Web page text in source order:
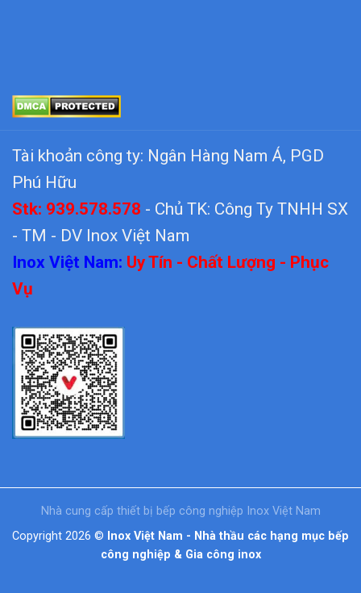
Tài khoản công ty: Ngân Hàng Nam Á, PGD
Phú Hữu
Stk: 939.578.578 - Chủ TK: Công Ty TNHH SX
- TM - DV Inox Việt Nam
Inox Việt Nam: Uy Tín - Chất Lượng - Phục
Vụ
Nhà cung cấp thiết bị bếp công nghiệp Inox Việt Nam
Copyright 2026 © Inox Việt Nam - Nhà thầu các hạng mục bếp
công nghiệp & Gia công inox